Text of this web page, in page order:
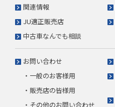
関連情報
JU適正販売店
中古車なんでも相談
お問い合わせ
・一般のお客様用
・販売店の皆様用
・その他のお問い合わせ